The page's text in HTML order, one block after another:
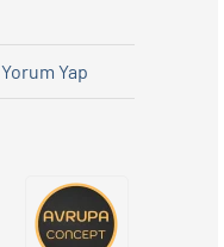
Yorum Yap